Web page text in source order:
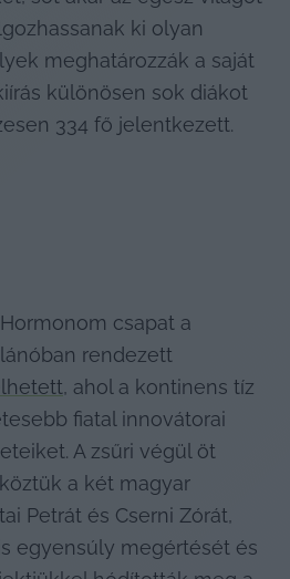
ki olyan
meghatározzák a saját
különösen sok diákot
334 fő jelentkezett.
csapat a
rendezett
, ahol a kontinens tíz
fiatal innovátorai
A zsűri végül öt
a két magyar
Petrát és Cserni Zórát,
egyensúly megértését és